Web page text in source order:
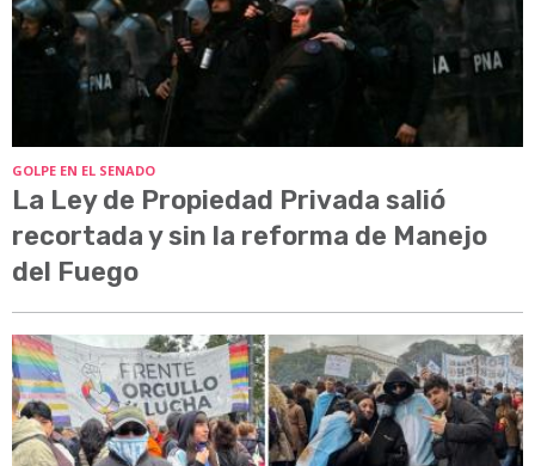
GOLPE EN EL SENADO
La Ley de Propiedad Privada salió
recortada y sin la reforma de Manejo
del Fuego